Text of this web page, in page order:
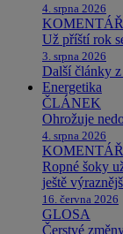
4. srpna 2026
KOMENTÁŘ
Už příští rok
3. srpna 2026
Další články
Energetika
ČLÁNEK
Ohrožuje
4. srpna 2026
KOMENTÁŘ
Ropné šoky
ještě
16. června 2026
GLOSA
Čerstvé